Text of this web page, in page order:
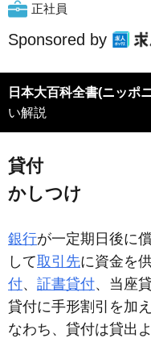
正社員
Sponsored by
日本大百科全書(ニッポ
い解説
貸付
かしつけ
銀行が一定期日後に
して取引先に資金を
付、 証書貸付、当座
貸付に手形割引を加
なわち、貸付は貸出